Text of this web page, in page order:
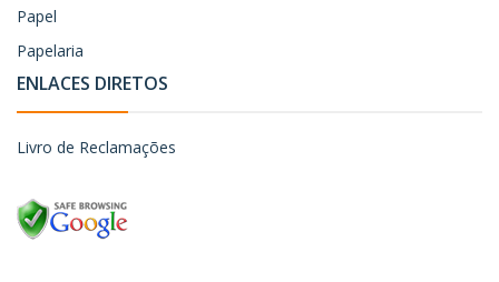
Papel
Papelaria
ENLACES DIRETOS
Livro de Reclamações